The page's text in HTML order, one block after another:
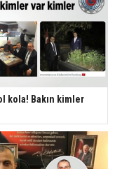
kola! Bakın kimler